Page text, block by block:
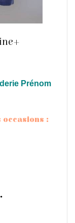
Prénom
occasions :